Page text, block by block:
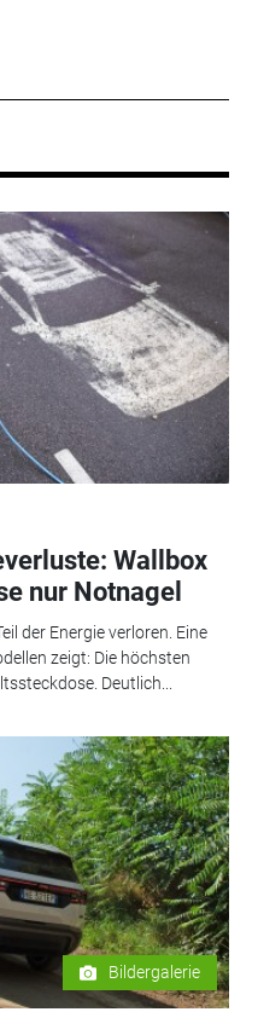
Wallbox
nur Notnagel
der Energie verloren. Eine
zeigt: Die höchsten
Deutlich...
Bildergalerie